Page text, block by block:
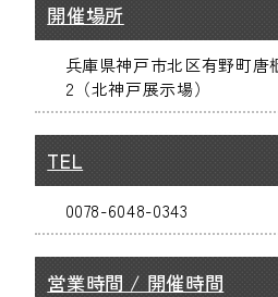
開催場所
兵庫県神戸市北区有野町唐
2（北神戸展示場）
TEL
0078-6048-0343
営業時間 / 開催時間